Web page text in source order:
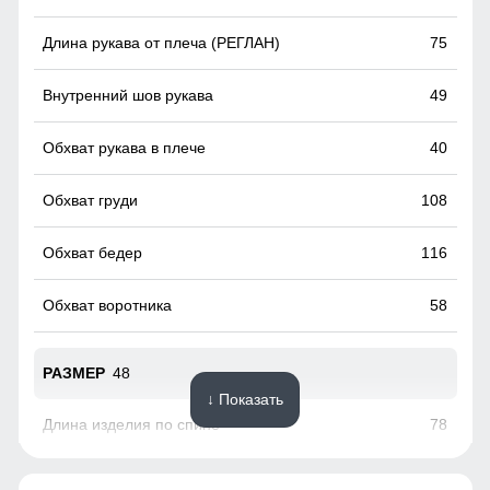
Утеплённый капюшон!
Надёжно защищает от холода, ветра и осадков. Идеален
для зимней погоды, не требует головного убора.
75
49
40
108
116
58
48
78
↓ Показать